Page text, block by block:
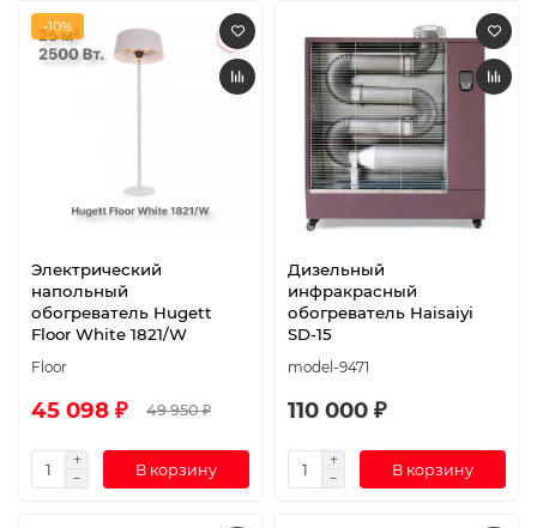
-10%
Электрический
напольный
обогреватель Hugett
Floor White 1821/W
Floor
45 098 ₽ 49 950 ₽
В корзину
Дизельный
инфракрасный
обогреватель Haisaiyi
SD-15
model-9471
110 000 ₽
В корзину